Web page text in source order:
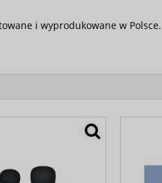
i wyprodukowane w Polsce.